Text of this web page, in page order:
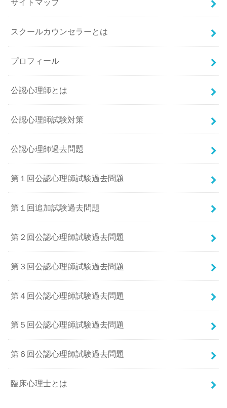
サイトマップ
スクールカウンセラーとは
プロフィール
公認心理師とは
公認心理師試験対策
公認心理師過去問題
第１回公認心理師試験過去問題
第１回追加試験過去問題
第２回公認心理師試験過去問題
第３回公認心理師試験過去問題
第４回公認心理師試験過去問題
第５回公認心理師試験過去問題
第６回公認心理師試験過去問題
臨床心理士とは